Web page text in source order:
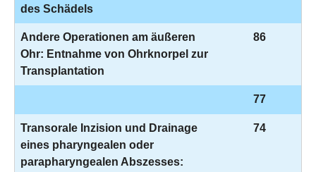
des Schädels
Andere Operationen am äußeren
Ohr: Entnahme von Ohrknorpel zur
Transplantation
86
77
Transorale Inzision und Drainage
eines pharyngealen oder
parapharyngealen Abszesses:
74